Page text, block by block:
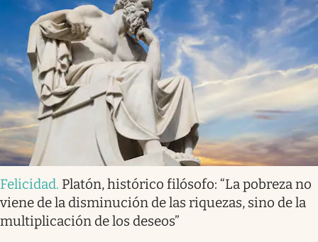
Felicidad. Platón, histórico filósofo: “La pobreza no
viene de la disminución de las riquezas, sino de la
multiplicación de los deseos”